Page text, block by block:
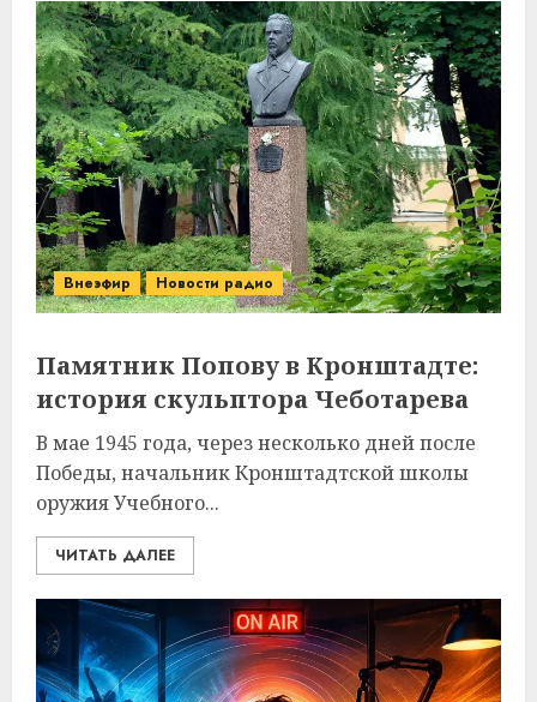
Внеэфир Новости радио
Памятник Попову в Кронштадте:
история скульптора Чеботарева
В мае 1945 года, через несколько дней после
Победы, начальник Кронштадтской школы
оружия Учебного...
ЧИТАТЬ ДАЛЕЕ